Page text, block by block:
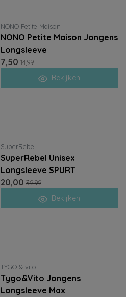
NONO Petite Maison
NONO Petite Maison Jongens
Longsleeve
7,50 14,99
Bekijken
SuperRebel
SuperRebel Unisex
Longsleeve SPURT
20,00 39,99
Bekijken
TYGO & vito
Tygo&Vito Jongens
Longsleeve Max